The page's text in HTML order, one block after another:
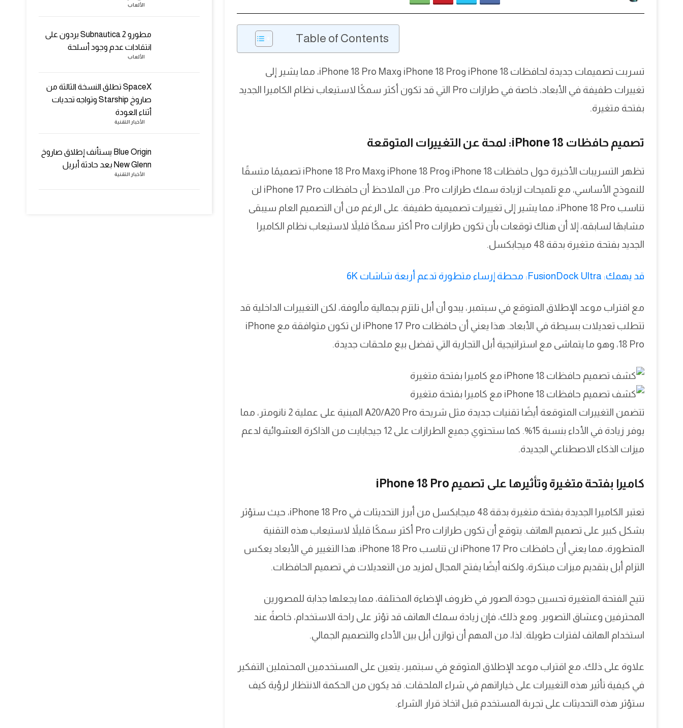
Table of Contents
تسربت تصميمات جديدة لحافظات iPhone 18 وiPhone 18 Pro وiPhone 18 Pro Max، مما يشير إلى
تغييرات طفيفة في الأبعاد، خاصة في طرازات Pro التي قد تكون أكثر سمكًا لاستيعاب نظام الكاميرا الجديد
بفتحة متغيرة.
تصميم حافظات iPhone 18: لمحة عن التغييرات المتوقعة
تظهر التسريبات الأخيرة حول حافظات iPhone 18 وiPhone 18 Pro وiPhone 18 Pro Max تصميمًا متسقًا
للنموذج الأساسي، مع تلميحات لزيادة سمك طرازات Pro. من الملاحظ أن حافظات iPhone 17 Pro لن
تناسب iPhone 18 Pro، مما يشير إلى تغييرات تصميمية طفيفة. على الرغم من أن التصميم العام سيبقى
مشابهًا لسابقه، إلا أن هناك توقعات بأن تكون طرازات Pro أكثر سمكًا قليلاً لاستيعاب نظام الكاميرا
الجديد بفتحة متغيرة بدقة 48 ميجابكسل.
قد يهمك: FusionDock Ultra: محطة إرساء متطورة تدعم أربعة شاشات 6K
مع اقتراب موعد الإطلاق المتوقع في سبتمبر، يبدو أن أبل تلتزم بجمالية مألوفة، لكن التغييرات الداخلية قد
تتطلب تعديلات بسيطة في الأبعاد. هذا يعني أن حافظات iPhone 17 Pro لن تكون متوافقة مع iPhone
18 Pro، وهو ما يتماشى مع استراتيجية أبل التجارية التي تفضل بيع ملحقات جديدة.
تتضمن التغييرات المتوقعة أيضًا تقنيات جديدة مثل شريحة A20/A20 Pro المبنية على عملية 2 نانومتر، مما
يوفر زيادة في الأداء بنسبة 15%. كما ستحتوي جميع الطرازات على 12 جيجابايت من الذاكرة العشوائية لدعم
ميزات الذكاء الاصطناعي الجديدة.
كاميرا بفتحة متغيرة وتأثيرها على تصميم iPhone 18 Pro
تعتبر الكاميرا الجديدة بفتحة متغيرة بدقة 48 ميجابكسل من أبرز التحديثات في iPhone 18 Pro، حيث ستؤثر
بشكل كبير على تصميم الهاتف. يتوقع أن تكون طرازات Pro أكثر سمكًا قليلاً لاستيعاب هذه التقنية
المتطورة، مما يعني أن حافظات iPhone 17 Pro لن تناسب iPhone 18 Pro. هذا التغيير في الأبعاد يعكس
التزام أبل بتقديم ميزات مبتكرة، ولكنه أيضًا يفتح المجال لمزيد من التعديلات في تصميم الحافظات.
تتيح الفتحة المتغيرة تحسين جودة الصور في ظروف الإضاءة المختلفة، مما يجعلها جذابة للمصورين
المحترفين وعشاق التصوير. ومع ذلك، فإن زيادة سمك الهاتف قد تؤثر على راحة الاستخدام، خاصةً عند
استخدام الهاتف لفترات طويلة. لذا، من المهم أن توازن أبل بين الأداء والتصميم الجمالي.
علاوة على ذلك، مع اقتراب موعد الإطلاق المتوقع في سبتمبر، يتعين على المستخدمين المحتملين التفكير
في كيفية تأثير هذه التغييرات على خياراتهم في شراء الملحقات. قد يكون من الحكمة الانتظار لرؤية كيف
ستؤثر هذه التحديثات على تجربة المستخدم قبل اتخاذ قرار الشراء.
الألعاب
مطورو Subnautica 2 يردون على
انتقادات عدم وجود أسلحة
الألعاب
SpaceX تطلق النسخة الثالثة من
صاروخ Starship وتواجه تحديات
أثناء العودة
الأخبار التقنية
Blue Origin يستأنف إطلاق صاروخ
New Glenn بعد حادثة أبريل
الأخبار التقنية